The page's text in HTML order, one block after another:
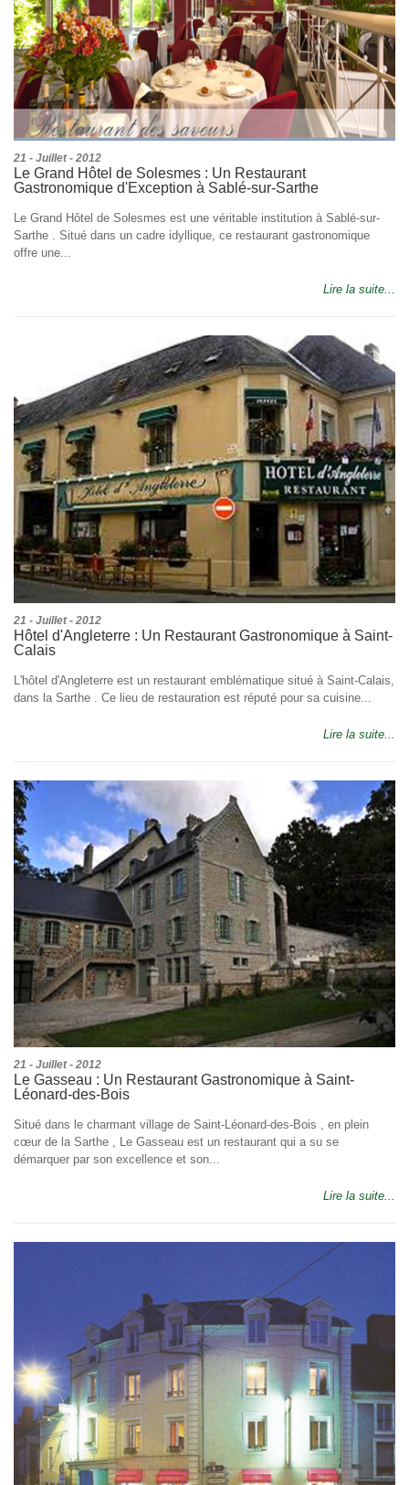
21 - Juillet - 2012
Le Grand Hôtel de Solesmes : Un Restaurant
Gastronomique d'Exception à Sablé-sur-Sarthe
Le Grand Hôtel de Solesmes est une véritable institution à Sablé-sur-
Sarthe . Situé dans un cadre idyllique, ce restaurant gastronomique
offre une...
Lire la suite...
21 - Juillet - 2012
Hôtel d'Angleterre : Un Restaurant Gastronomique à Saint-
Calais
L'hôtel d'Angleterre est un restaurant emblématique situé à Saint-Calais,
dans la Sarthe . Ce lieu de restauration est réputé pour sa cuisine...
Lire la suite...
21 - Juillet - 2012
Le Gasseau : Un Restaurant Gastronomique à Saint-
Léonard-des-Bois
Situé dans le charmant village de Saint-Léonard-des-Bois , en plein
cœur de la Sarthe , Le Gasseau est un restaurant qui a su se
démarquer par son excellence et son...
Lire la suite...